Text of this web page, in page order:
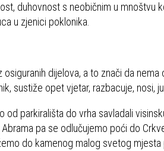
duhovnost s neobičnim u
u zjenici poklonika.
dijelova, a to znači da
sustiže opet vjetar, razbacuje, nosi,
od parkirališta do vrha savladali
pa se odlučujemo poći do
do kamenog malog svetog